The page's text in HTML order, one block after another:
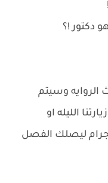
دكتور !؟
الروايه وسيتم
الليله او
ليصلك الفصل